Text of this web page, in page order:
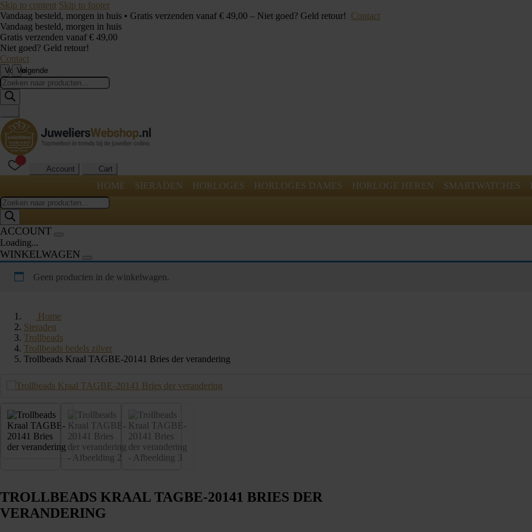
Skip to content Skip to footer
Vandaag besteld, morgen in huis • Gratis verzenden vanaf € 49,00 – Niet goed? Geld retour! Contact
Vandaag besteld, morgen in huis
Gratis verzenden vanaf € 49,00
Niet goed? Geld retour!
Contact
VorigeVolgende
Producten
zoeken
Account Cart
HOME SIERADEN HORLOGES HORLOGES DAMES HORLOGE HEREN SMARTWATCHES
Producten
zoeken
ACCOUNT
Loading...
WINKELWAGEN
Geen producten in de winkelwagen.
Home
Sieraden
Trollbeads
Trollbeads bedels zilver
Trollbeads Kraal TAGBE-20141 Bries der verandering
TROLLBEADS KRAAL TAGBE-20141 BRIES DER
VERANDERING